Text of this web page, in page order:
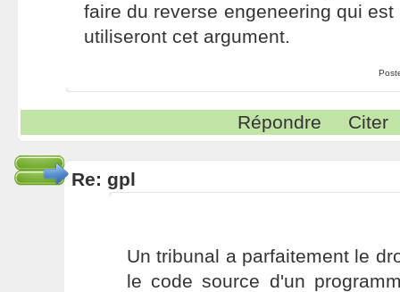
faire du reverse engeneering qui
utiliseront cet argument.
Répondre Citer
Re: gpl
Un tribunal a parfaitement le
le code source d'un